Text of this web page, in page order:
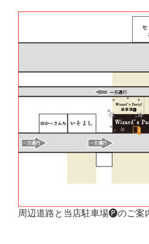
周辺道路と当店駐車場🅟のご案